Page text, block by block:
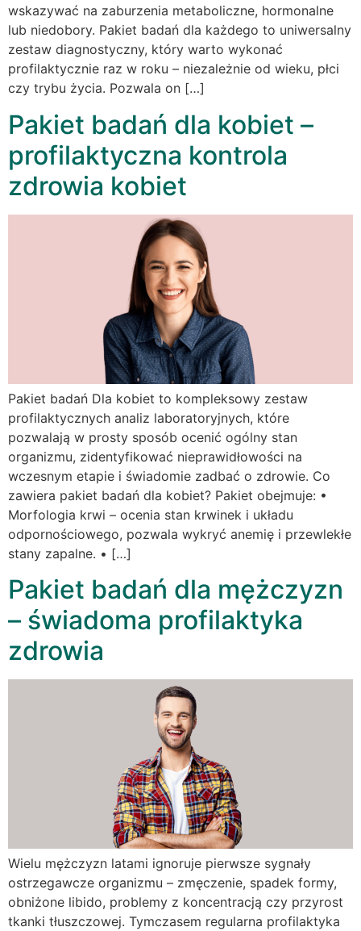
wskazywać na zaburzenia metaboliczne, hormonalne
lub niedobory. Pakiet badań dla każdego to uniwersalny
zestaw diagnostyczny, który warto wykonać
profilaktycznie raz w roku – niezależnie od wieku, płci
czy trybu życia. Pozwala on […]
Pakiet badań dla kobiet –
profilaktyczna kontrola
zdrowia kobiet
Pakiet badań Dla kobiet to kompleksowy zestaw
profilaktycznych analiz laboratoryjnych, które
pozwalają w prosty sposób ocenić ogólny stan
organizmu, zidentyfikować nieprawidłowości na
wczesnym etapie i świadomie zadbać o zdrowie. Co
zawiera pakiet badań dla kobiet? Pakiet obejmuje: •
Morfologia krwi – ocenia stan krwinek i układu
odpornościowego, pozwala wykryć anemię i przewlekłe
stany zapalne. • […]
Pakiet badań dla mężczyzn
– świadoma profilaktyka
zdrowia
Wielu mężczyzn latami ignoruje pierwsze sygnały
ostrzegawcze organizmu – zmęczenie, spadek formy,
obniżone libido, problemy z koncentracją czy przyrost
tkanki tłuszczowej. Tymczasem regularna profilaktyka